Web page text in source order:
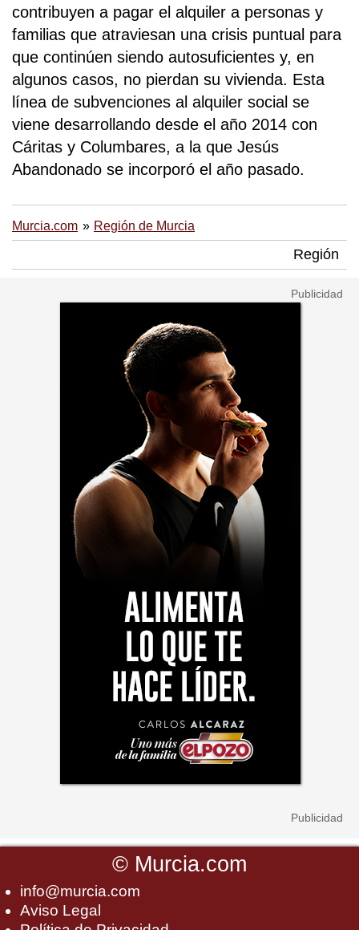
contribuyen a pagar el alquiler a personas y
familias que atraviesan una crisis puntual para
que continúen siendo autosuficientes y, en
algunos casos, no pierdan su vivienda. Esta
línea de subvenciones al alquiler social se
viene desarrollando desde el año 2014 con
Cáritas y Columbares, a la que Jesús
Abandonado se incorporó el año pasado.
Murcia.com Región de Murcia
Región
© Murcia.com
info@murcia.com
Aviso Legal